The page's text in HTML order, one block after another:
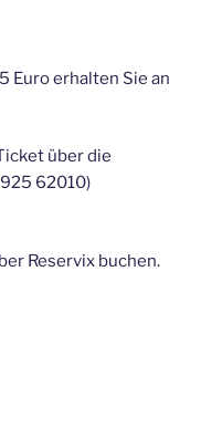
Euro erhalten Sie an
über die
62010‬)
Reservix buchen.